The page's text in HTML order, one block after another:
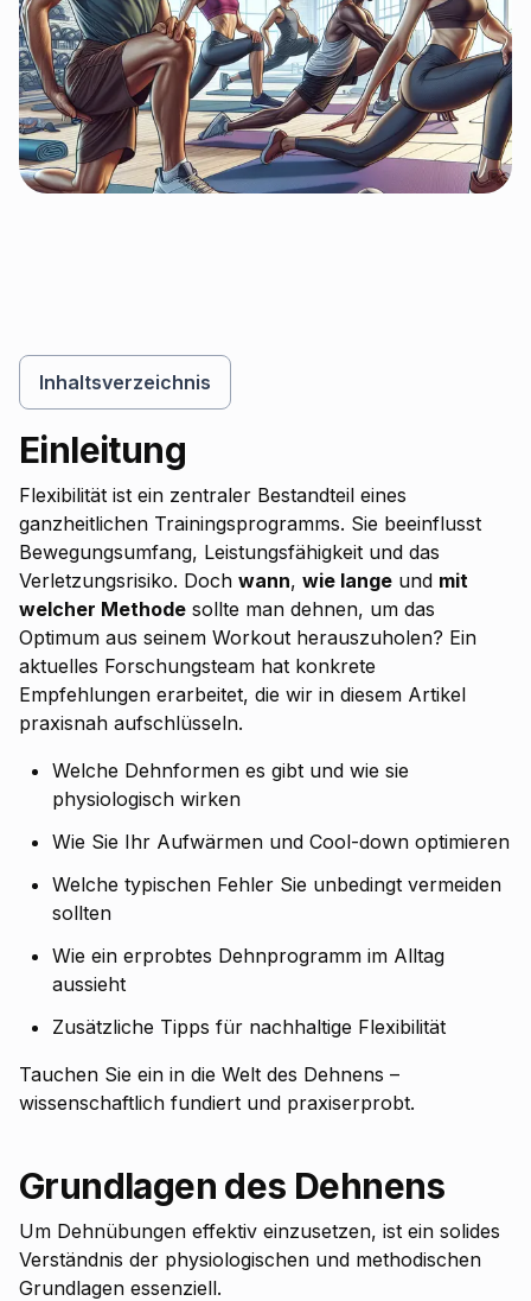
Inhaltsverzeichnis
Einleitung
Flexibilität ist ein zentraler Bestandteil eines
ganzheitlichen Trainingsprogramms. Sie beeinflusst
Bewegungsumfang, Leistungsfähigkeit und das
Verletzungsrisiko. Doch wann, wie lange und mit
welcher Methode sollte man dehnen, um das
Optimum aus seinem Workout herauszuholen? Ein
aktuelles Forschungsteam hat konkrete
Empfehlungen erarbeitet, die wir in diesem Artikel
praxisnah aufschlüsseln.
Welche Dehnformen es gibt und wie sie
physiologisch wirken
Wie Sie Ihr Aufwärmen und Cool-down optimieren
Welche typischen Fehler Sie unbedingt vermeiden
sollten
Wie ein erprobtes Dehnprogramm im Alltag
aussieht
Zusätzliche Tipps für nachhaltige Flexibilität
Tauchen Sie ein in die Welt des Dehnens –
wissenschaftlich fundiert und praxiserprobt.
Grundlagen des Dehnens
Um Dehnübungen effektiv einzusetzen, ist ein solides
Verständnis der physiologischen und methodischen
Grundlagen essenziell.